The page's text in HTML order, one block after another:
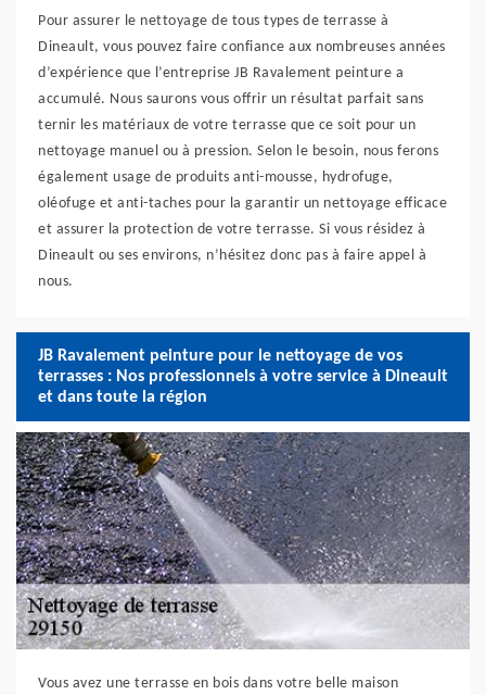
Pour assurer le nettoyage de tous types de terrasse à
Dineault, vous pouvez faire confiance aux nombreuses années
d’expérience que l’entreprise JB Ravalement peinture a
accumulé. Nous saurons vous offrir un résultat parfait sans
ternir les matériaux de votre terrasse que ce soit pour un
nettoyage manuel ou à pression. Selon le besoin, nous ferons
également usage de produits anti-mousse, hydrofuge,
oléofuge et anti-taches pour la garantir un nettoyage efficace
et assurer la protection de votre terrasse. Si vous résidez à
Dineault ou ses environs, n’hésitez donc pas à faire appel à
nous.
JB Ravalement peinture pour le nettoyage de vos
terrasses : Nos professionnels à votre service à Dineault
et dans toute la région
Vous avez une terrasse en bois dans votre belle maison